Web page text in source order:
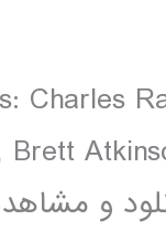
Charles